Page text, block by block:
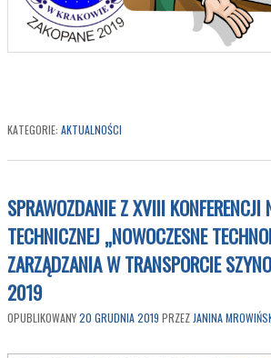
KATEGORIE: AKTUALNOŚCI
SPRAWOZDANIE Z XVIII KONFERENCJI
TECHNICZNEJ „NOWOCZESNE
ZARZĄDZANIA W TRANSPORCIE
2019
OPUBLIKOWANY20 GRUDNIA 2019 PRZEZ JANINA